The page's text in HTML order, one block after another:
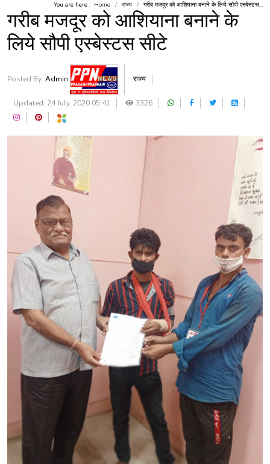
You are here : Home राज्य गरीब मजदूर को आशियाना बनाने के लिये सौपी एस्बेस्टस...
गरीब मजदूर को आशियाना बनाने के
लिये सौपी एस्बेस्टस सीटे
Posted By: Admin राज्य
Updated: 24 July, 2020 05:41 3326